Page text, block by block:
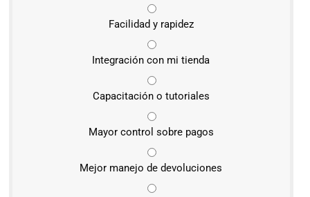
Facilidad y rapidez
Integración con mi tienda
Capacitación o tutoriales
Mayor control sobre pagos
Mejor manejo de devoluciones